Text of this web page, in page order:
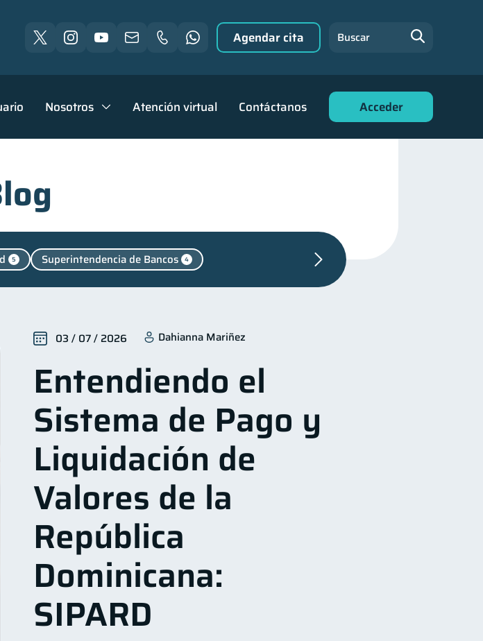
Nosotros Atención virtual Contáctanos Acceder
Agendar cita Buscar
5 Superintendencia de Bancos 4
financieros Organización Financiera
Tarjeta de crédito Historial crediticio
Criptomonedas 2 Inversiones 2
Financiera 1 Mipymes 1
Retiro Doble sueldo Gasto responsable
03 / 07 / 2026 Dahianna Mariñez
Entendiendo el
Sistema de Pago y
Liquidación de
Valores de la
República
Dominicana:
SIPARD